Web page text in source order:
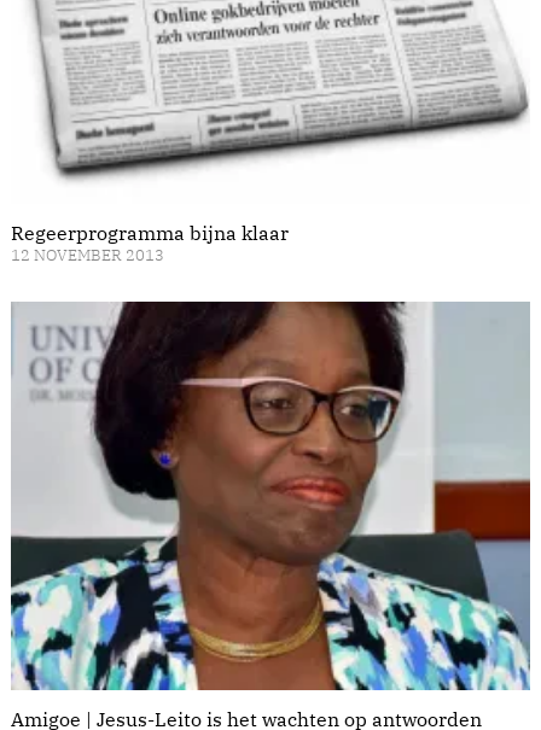
Regeerprogramma bijna klaar
12 NOVEMBER 2013
Amigoe | Jesus-Leito is het wachten op antwoorden